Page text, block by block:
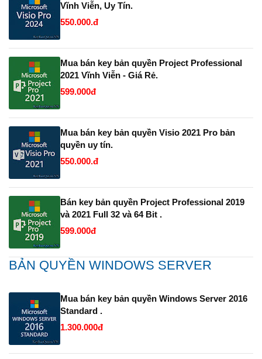
Vĩnh Viễn, Uy Tín.
550.000.đ
Mua bán key bản quyền Project Professional
2021 Vĩnh Viễn - Giá Rẻ.
599.000đ
Mua bán key bản quyền Visio 2021 Pro bản
quyền uy tín.
550.000.đ
Bán key bản quyền Project Professional 2019
và 2021 Full 32 và 64 Bit .
599.000đ
BẢN QUYỀN WINDOWS SERVER
Mua bán key bản quyền Windows Server 2016
Standard .
1.300.000đ